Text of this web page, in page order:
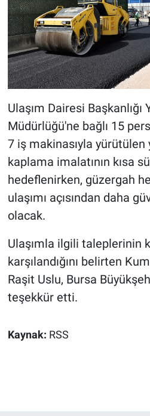
Ulaşım Dairesi Başkanlığı
Müdürlüğü'ne bağlı 15
7 iş makinasıyla yürütülen
kaplama imalatının kısa
hedeflenirken, güzergah
ulaşımı açısından daha
olacak.
Ulaşımla ilgili taleplerinin
karşılandığını belirten
Raşit Uslu, Bursa
teşekkür etti.
Kaynak: RSS